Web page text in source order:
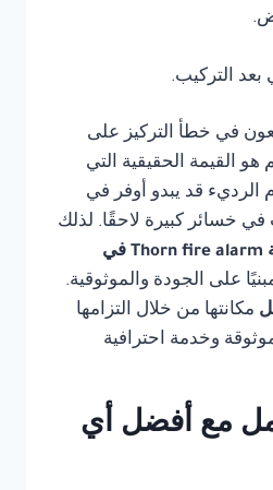
التركيب.
في خطأ التركيز على
هو القيمة الحقيقية التي
الرديء قد يبدو أوفر في
في خسائر كبيرة لاحقًا. لذلك
شركة صيانة Thorn fire alarm في
على الجودة والموثوقية.
مكانتها من خلال التزامها
وخدمة احترافية
مع أفضل أي